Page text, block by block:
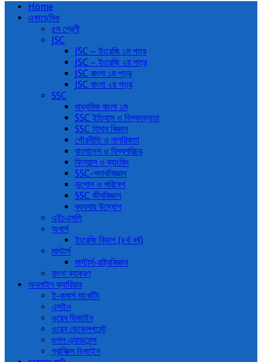
Home
একাডেমিক
৫ম শ্রেণী
JSC
JSC – ইংরেজি ১ম পত্র
JSC – ইংরেজি ২য় পত্র
JSC বাংলা ১ম পত্র
JSC বাংলা ২য় পত্র
SSC
মাধ্যমিক বাংলা ১ম
SSC ইতিহাস ও বিশ্বসভ্যতা
SSC হিসাব বিজ্ঞান
পৌরনীতি ও নাগরিকতা
বাংলাদেশ ও বিশ্বপরিচয়
ফিন্যান্স ও ব্যাংকিং
SSC-পদার্থবিজ্ঞান
ভূগোল ও পরিবেশ
SSC জীববিজ্ঞান
ব্যবসায় উদ্যোগ
এইচএসসি
অনার্স
ইংরেজি বিভাগ (৪র্থ বর্ষ)
মাস্টার্স
মাস্টার্স-রাষ্ট্রবিজ্ঞান
বাংলা ব্যাকরণ
অনলাইন ক্যারিয়ার
ই-কমার্স মার্কেটিং
এসইও
ওয়েব ডিজাইন
ওয়েব ডেভেলপমেন্ট
গুগল এ্যাডসেন্স
গ্রাফিক্স ডিজাইন